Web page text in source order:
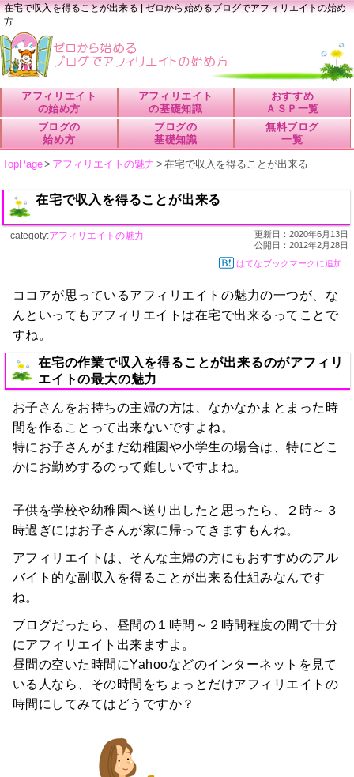
在宅で収入を得ることが出来る | ゼロから始めるブログでアフィリエイトの始め
方
アフィリエイト
の始め方
アフィリエイト
の基礎知識
おすすめ
ＡＳＰ一覧
ブログの
始め方
ブログの
基礎知識
無料ブログ
一覧
TopPage> アフィリエイトの魅力 > 在宅で収入を得ることが出来る
在宅で収入を得ることが出来る
categoty:アフィリエイトの魅力 更新日： 2020年6月13日
公開日： 2012年2月28日
はてなブックマークに追加
ココアが思っているアフィリエイトの魅力の一つが、な
んといってもアフィリエイトは在宅で出来るってことで
すね。
在宅の作業で収入を得ることが出来るのがアフィリ
エイトの最大の魅力
お子さんをお持ちの主婦の方は、なかなかまとまった時
間を作ることって出来ないですよね。
特にお子さんがまだ幼稚園や小学生の場合は、特にどこ
かにお勤めするのって難しいですよね。
子供を学校や幼稚園へ送り出したと思ったら、２時～３
時過ぎにはお子さんが家に帰ってきますもんね。
アフィリエイトは、そんな主婦の方にもおすすめのアル
バイト的な副収入を得ることが出来る仕組みなんです
ね。
ブログだったら、昼間の１時間～２時間程度の間で十分
にアフィリエイト出来ますよ。
昼間の空いた時間にYahooなどのインターネットを見て
いる人なら、その時間をちょっとだけアフィリエイトの
時間にしてみてはどうですか？